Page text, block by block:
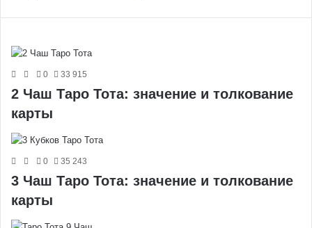
0 33 915
2 Чаш Таро Тота: значение и толкование
карты
0 35 243
3 Чаш Таро Тота: значение и толкование
карты